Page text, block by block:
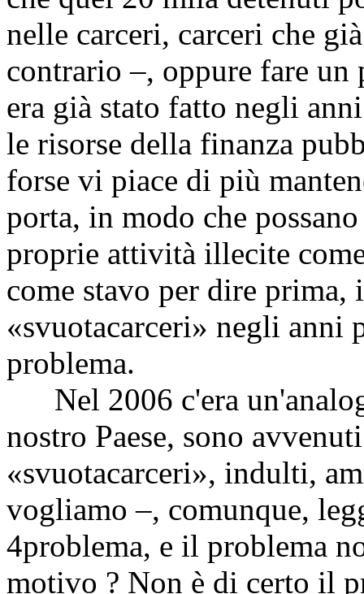
nelle carceri, carceri che
contrario –, oppure fare
era già stato fatto negli
le risorse della finanza
forse vi piace di più
porta, in modo che
proprie attività illecite
come stavo per dire
«svuotacarceri» negli anni
problema.
Nel 2006 c'era
nostro Paese, sono
«svuotacarceri», indulti,
vogliamo –, comunque,
4problema, e il problema
motivo ? Non è di certo il